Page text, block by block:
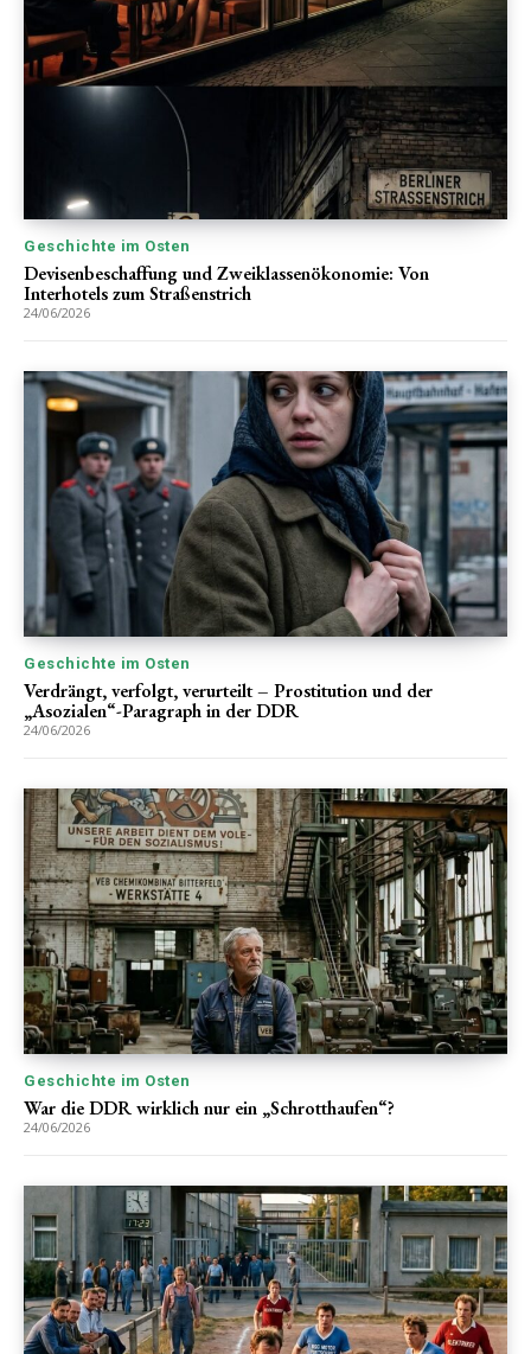
Geschichte im Osten
Devisenbeschaffung und Zweiklassenökonomie: Von
Interhotels zum Straßenstrich
24/06/2026
Geschichte im Osten
Verdrängt, verfolgt, verurteilt – Prostitution und der
„Asozialen“-Paragraph in der DDR
24/06/2026
Geschichte im Osten
War die DDR wirklich nur ein „Schrotthaufen“?
24/06/2026